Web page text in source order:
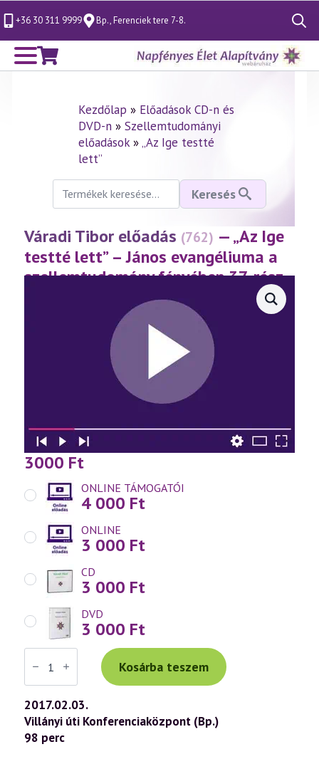
+36 30 311 9999 Bp., Ferenciek tere 7-8.
Search
for:
Kezdőlap » Előadások CD-n és
DVD-n» Szellemtudományi
előadások»„Az Ige testté
lett”
Keresés
következőre:
Keresés
Váradi Tibor előadás (762) — „Az Ige
testté lett” – János evangéliuma a
szellemtudomány fényében 37. rész
3000 Ft
ONLINE TÁMOGATÓI
4 000 Ft
ONLINE
3 000 Ft
CD
3 000 Ft
DVD
3 000 Ft
Váradi
Tibor
előadás
(762)
—
„Az
Ige
testté
lett”
Kosárba teszem
2017.02.03.
Villányi úti Konferenciaközpont (Bp.)
98 perc